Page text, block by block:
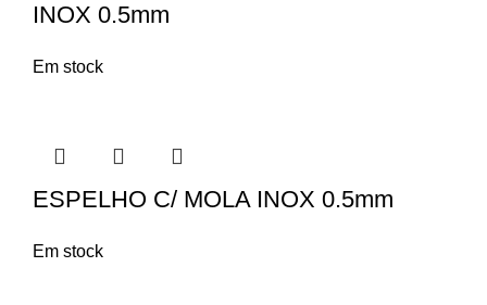
INOX 0.5mm
Em stock
ESPELHO C/ MOLA INOX 0.5mm
Em stock